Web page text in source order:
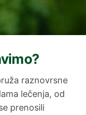
raznovrsne
lečenja, od
prenosili